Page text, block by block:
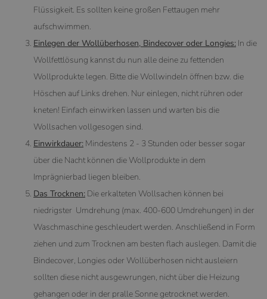
Flüssigkeit. Es sollten keine großen Fettaugen mehr
aufschwimmen.
Einlegen der Wollüberhosen, Bindecover oder Longies: In die
Wollfettlösung kannst du nun alle deine zu fettenden
Wollprodukte legen. Bitte die Wollwindeln öffnen bzw. die
Höschen auf Links drehen. Nur einlegen, nicht rühren oder
kneten! Einfach einwirken lassen und warten bis die
Wollsachen vollgesogen sind.
Einwirkdauer: Mindestens 2 - 3 Stunden oder besser sogar
über die Nacht können die Wollprodukte in dem
Imprägnierbad liegen bleiben.
Das Trocknen: Die erkalteten Wollsachen können bei
niedrigster Umdrehung (max. 400-600 Umdrehungen) in der
Waschmaschine geschleudert werden. Anschließend in Form
ziehen und zum Trocknen am besten flach auslegen. Damit die
Bindecover, Longies oder Wollüberhosen nicht ausleiern
sollten diese nicht ausgewrungen, nicht über die Heizung
gehangen oder in der pralle Sonne getrocknet werden.